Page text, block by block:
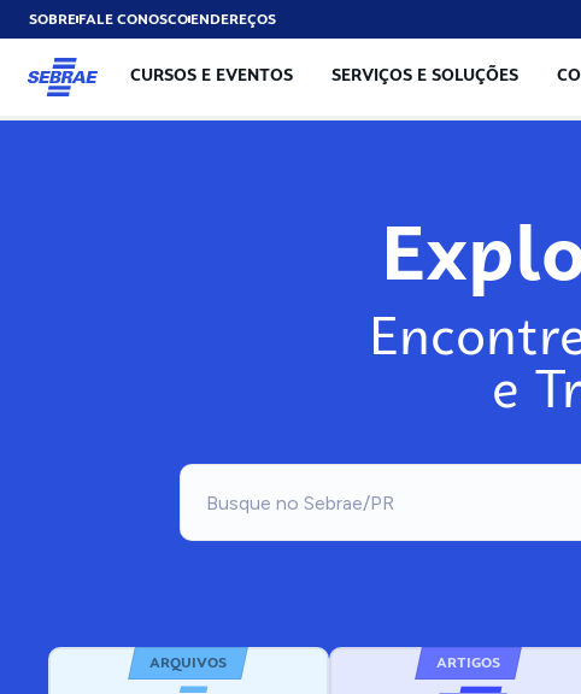
SOBREFALE CONOSCOENDEREÇOS
CURSOS E EVENTOS SERVIÇOS E SOLUÇÕES
e
ARQUIVOS ARTIGOS